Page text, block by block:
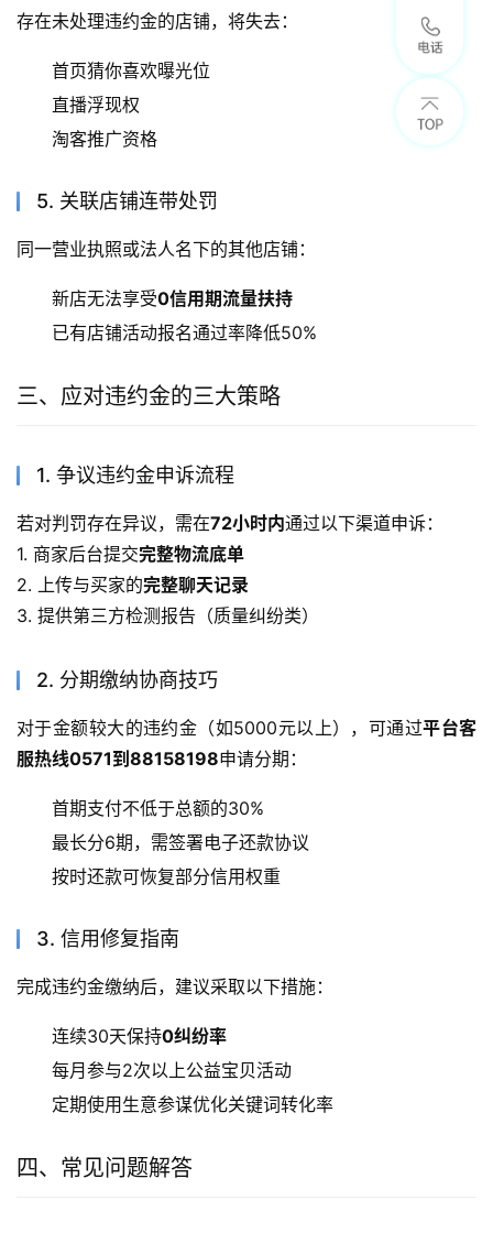
存在未处理违约金的店铺，将失去：
首页猜你喜欢曝光位
直播浮现权
淘客推广资格
5. 关联店铺连带处罚
同一营业执照或法人名下的其他店铺：
新店无法享受0信用期流量扶持
已有店铺活动报名通过率降低50%
三、应对违约金的三大策略
1. 争议违约金申诉流程
若对判罚存在异议，需在72小时内通过以下渠道申诉：
1. 商家后台提交完整物流底单
2. 上传与买家的完整聊天记录
3. 提供第三方检测报告（质量纠纷类）
2. 分期缴纳协商技巧
对于金额较大的违约金（如5000元以上），可通过平台客
服热线0571到88158198申请分期：
首期支付不低于总额的30%
最长分6期，需签署电子还款协议
按时还款可恢复部分信用权重
3. 信用修复指南
完成违约金缴纳后，建议采取以下措施：
连续30天保持0纠纷率
每月参与2次以上公益宝贝活动
定期使用生意参谋优化关键词转化率
四、常见问题解答